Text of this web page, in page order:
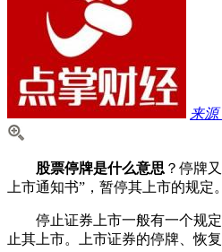
来源
股票停牌是什么意思 ？停牌
上市通知书”，暂停其上市的规定。
停止证券上市一般有一个规定
止其上市。上市证券的停牌、恢